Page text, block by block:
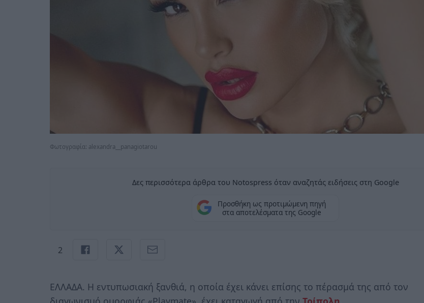
Φωτογραφία: alexandra__panagiotarou
Δες περισσότερα άρθρα του Notospress όταν αναζητάς ειδήσεις στη Google
Προσθήκη ως προτιμώμενη πηγή
στα αποτελέσματα της Google
2
ΕΛΛΑΔΑ. Η εντυπωσιακή ξανθιά, η οποία έχει κάνει επίσης το πέρασμά της από τον